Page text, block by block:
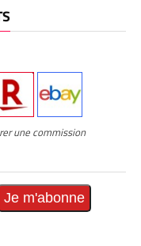
une commission